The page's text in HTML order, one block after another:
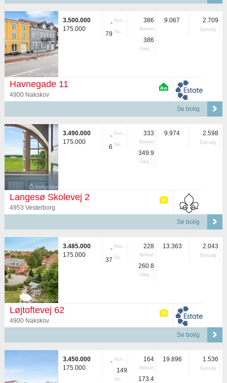
3.500.000
175.000
- Nuvær.
79 Samlet
386
Beboet
386
Vægtet
9.067 2.709
Ejerudg.
Havnegade 11
4900 Nakskov
Se bolig
3.490.000
175.000
- Nuvær.
6 Samlet
333
Beboet
349.9
Vægtet
9.974 2.598
Ejerudg.
Langesø Skolevej 2
4953 Vesterborg
Se bolig
3.485.000
175.000
- Nuvær.
37 Samlet
228
Beboet
260.8
Vægtet
13.363 2.043
Ejerudg.
Løjtoftevej 62
4900 Nakskov
Se bolig
3.450.000
175.000
- Nuvær.
149
Samlet
164
Beboet
173.4
19.896 1.536
Ejerudg.